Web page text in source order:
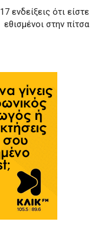
17 ενδείξεις ότι είστε
εθισμένοι στην πίτσα